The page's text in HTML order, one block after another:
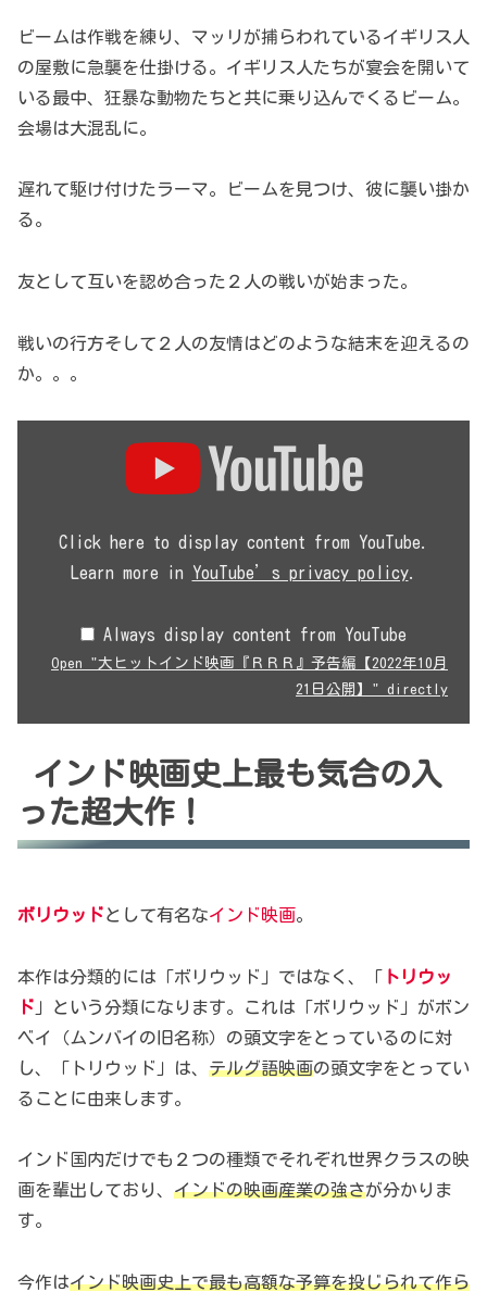
ビームは作戦を練り、マッリが捕らわれているイギリス人
の屋敷に急襲を仕掛ける。イギリス人たちが宴会を開いて
いる最中、狂暴な動物たちと共に乗り込んでくるビーム。
会場は大混乱に。
遅れて駆け付けたラーマ。ビームを見つけ、彼に襲い掛か
る。
友として互いを認め合った２人の戦いが始まった。
戦いの行方そして２人の友情はどのような結末を迎えるの
か。。。
21
日
公
YouTube
Click here to display content from YouTube.
Learn more in YouTube’s privacy policy.
Always display content from YouTube
Open "大ヒットインド映画『ＲＲＲ』予告編【2022年10月
21日公開】" directly
インド映画史上最も気合の入
った超大作！
ボリウッドとして有名なインド映画。
本作は分類的には「ボリウッド」ではなく、「 トリウッ
ド 」という分類になります。これは「ボリウッド」がボン
ベイ（ムンバイの旧名称）の頭文字をとっているのに対
し、「トリウッド」は、 テルグ語映画の頭文字をとってい
ることに由来します。
インド国内だけでも２つの種類でそれぞれ世界クラスの映
画を輩出しており、 インドの映画産業の強さが分かりま
す。
今作はインド映画史上で最も高額な予算を投じられて作ら